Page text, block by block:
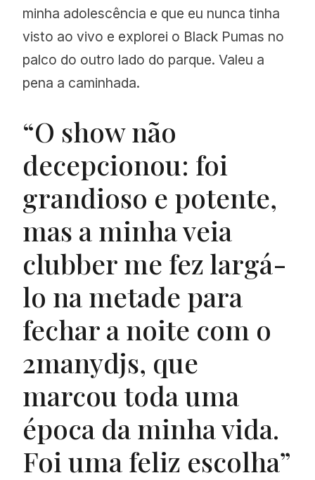
minha adolescência e que eu nunca tinha
visto ao vivo e explorei o Black Pumas no
palco do outro lado do parque. Valeu a
pena a caminhada.
“O show não
decepcionou: foi
grandioso e potente,
mas a minha veia
clubber me fez largá-
lo na metade para
fechar a noite com o
2manydjs, que
marcou toda uma
época da minha vida.
Foi uma feliz escolha”